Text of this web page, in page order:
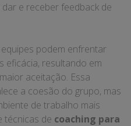
e receber feedback de
podem enfrentar
eficácia, resultando em
aceitação. Essa
a coesão do grupo, mas
de trabalho mais
técnicas de coaching para